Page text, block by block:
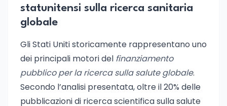
statunitensi sulla ricerca sanitaria
globale
Gli Stati Uniti storicamente rappresentano uno
dei principali motori del finanziamento
pubblico per la ricerca sulla salute globale.
Secondo l’analisi presentata, oltre il 20% delle
pubblicazioni di ricerca scientifica sulla salute